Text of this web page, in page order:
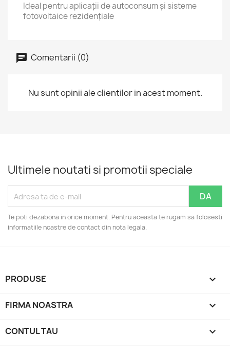
Ideal pentru aplicații de autoconsum și sisteme
fotovoltaice rezidențiale
Comentarii (0)
Nu sunt opinii ale clientilor in acest moment.
Ultimele noutati si promotii speciale
Te poti dezabona in orice moment. Pentru aceasta te rugam sa folosesti
informatiile noastre de contact din nota legala.
PRODUSE 
FIRMA NOASTRA 
CONTUL TAU 